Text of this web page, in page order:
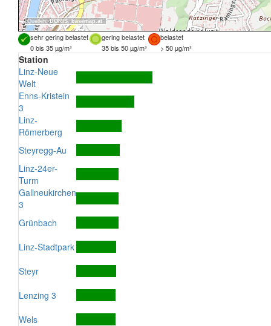
Quellen:DORIS, basemap.at
sehr gering belastet gering belastet
belastet
0 bis 35 µg/m³
35 bis 50 µg/m³ > 50 µg/m³
Station
Linz-Neue
Welt
Enns-Kristein
3
Linz-
Römerberg
Steyregg-Au
Linz-24er-
Turm
Gallneukirchen
3
Grünbach
Linz-Stadtpark
Steyr
Lenzing 3
Wels